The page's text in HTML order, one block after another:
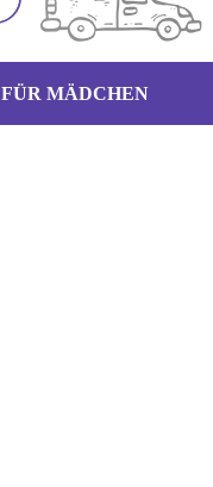
FÜR MÄDCHEN